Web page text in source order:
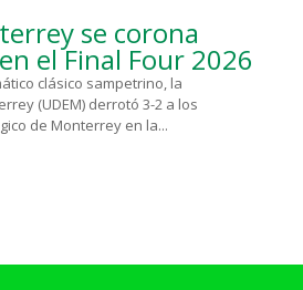
se corona
el Final Four 2026
clásico sampetrino, la
(UDEM) derrotó 3-2 a los
de Monterrey en la...